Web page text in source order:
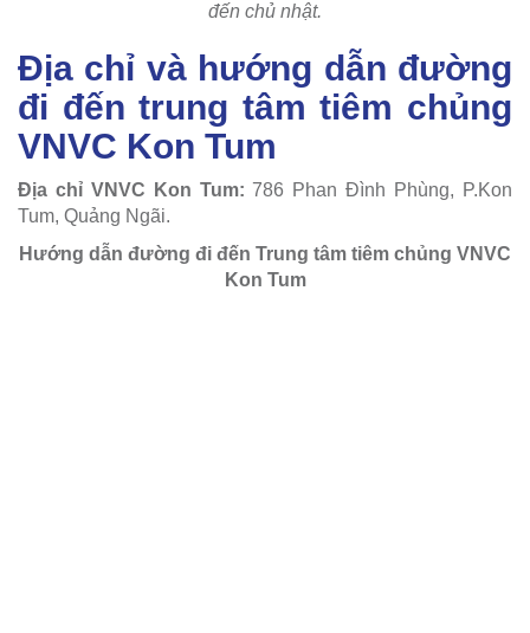
đến chủ nhật.
Địa chỉ và hướng dẫn đường
đi đến trung tâm tiêm chủng
VNVC Kon Tum
Địa chỉ VNVC Kon Tum:786 Phan Đình Phùng, P.Kon
Tum, Quảng Ngãi.
Hướng dẫn đường đi đến Trung tâm tiêm chủng VNVC
Kon Tum